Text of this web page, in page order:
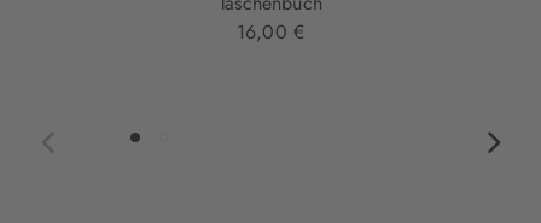
16,00 €